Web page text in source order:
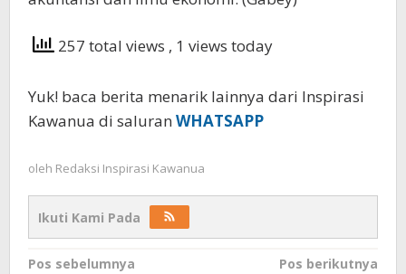
257 total views , 1 views today
Yuk! baca berita menarik lainnya dari Inspirasi
Kawanua di saluran WHATSAPP
oleh Redaksi Inspirasi Kawanua
Ikuti Kami Pada
Navigasi
Pos sebelumnya Pos berikutnya